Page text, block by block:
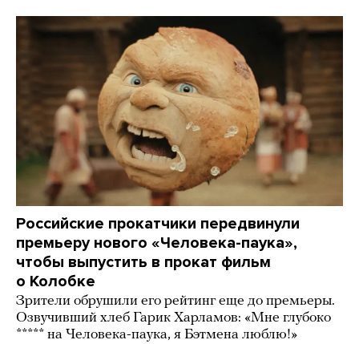
Российские прокатчики передвинули
премьеру нового «Человека-паука»,
чтобы выпустить в прокат фильм
о Колобке
Зрители обрушили его рейтинг еще до премьеры.
Озвучивший хлеб Гарик Харламов: «Мне глубоко
***** на Человека-паука, я Бэтмена люблю!»